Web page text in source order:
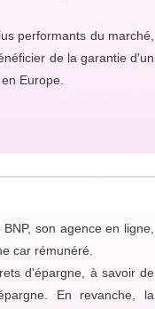
performants du marché,
de la garantie d'un
Europe.
son agence en ligne,
car rémunéré.
d'épargne, à savoir de
En revanche, la